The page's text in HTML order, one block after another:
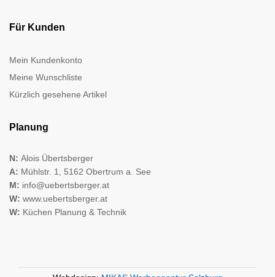
Für Kunden
Mein Kundenkonto
Meine Wunschliste
Kürzlich gesehene Artikel
Planung
N: Alois Übertsberger
A: Mühlstr. 1, 5162 Obertrum a. See
M: info@uebertsberger.at
W: www.uebertsberger.at
W: Küchen Planung & Technik